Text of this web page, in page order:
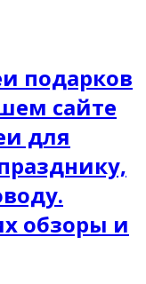
подарков
сайте
для
обзоры и